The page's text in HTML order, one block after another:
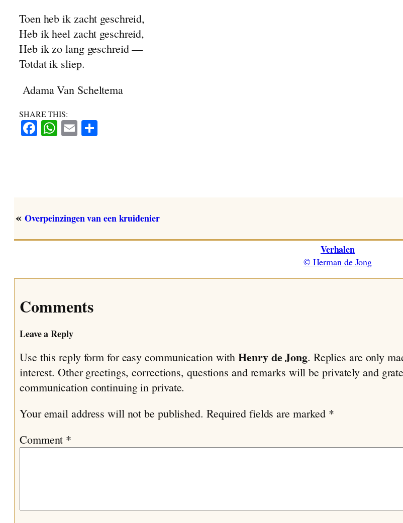
Toen heb ik zacht geschreid,
Heb ik heel zacht geschreid,
Heb ik zo lang geschreid —
Totdat ik sliep.
Adama Van Scheltema
SHARE THIS:
Facebook
WhatsApp
Email
« Overpeinzingen van een kruidenier
Verhalen
© Herman de Jong
Comments
Leave a Reply
Use this reply form for easy communication withHenry de Jong. Replies are only
interest. Other greetings, corrections, questions and remarks will be privately and
communication continuing in private.
Your email address will not be published. Required fields are marked *
Comment *